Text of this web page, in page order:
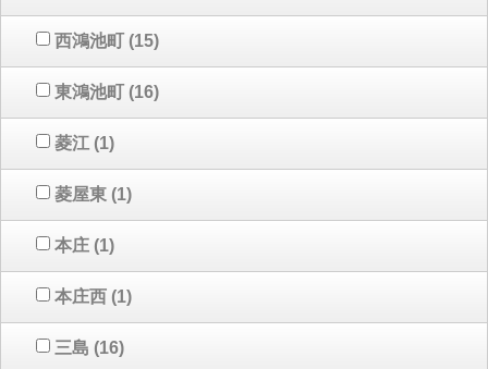
西鴻池町 (15)
東鴻池町 (16)
菱江 (1)
菱屋東 (1)
本庄 (1)
本庄西 (1)
三島 (16)